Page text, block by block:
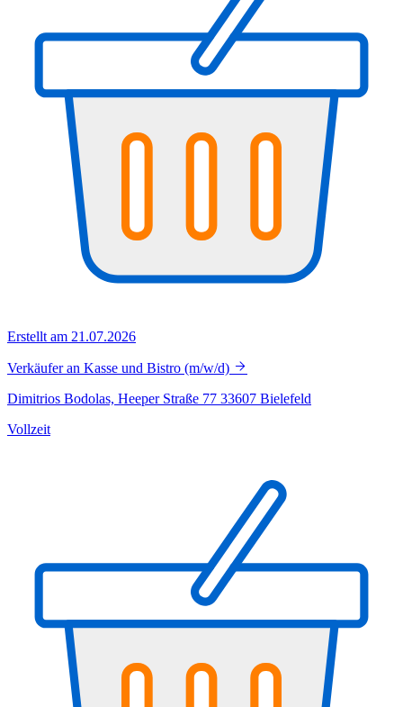
Erstellt am 21.07.2026
Verkäufer an Kasse und Bistro (m/w/d)
Dimitrios Bodolas, Heeper Straße 77 33607 Bielefeld
Vollzeit